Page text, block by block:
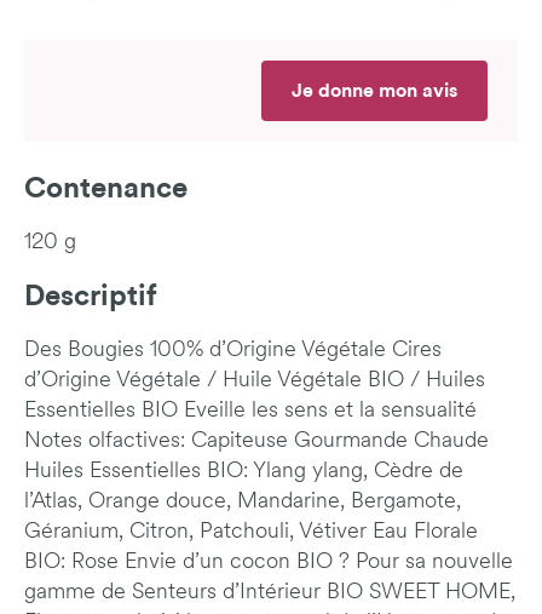
Je donne mon avis
Contenance
120 g
Descriptif
Des Bougies 100% d’Origine Végétale Cires
d’Origine Végétale / Huile Végétale BIO / Huiles
Essentielles BIO Eveille les sens et la sensualité
Notes olfactives: Capiteuse Gourmande Chaude
Huiles Essentielles BIO: Ylang ylang, Cèdre de
l’Atlas, Orange douce, Mandarine, Bergamote,
Géranium, Citron, Patchouli, Vétiver Eau Florale
BIO: Rose Envie d’un cocon BIO ? Pour sa nouvelle
gamme de Senteurs d’Intérieur BIO SWEET HOME,